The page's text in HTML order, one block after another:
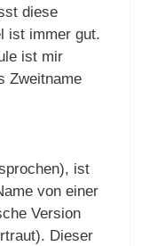
diese
ist immer gut.
ist mir
Zweitname
ist
von einer
Version
Dieser